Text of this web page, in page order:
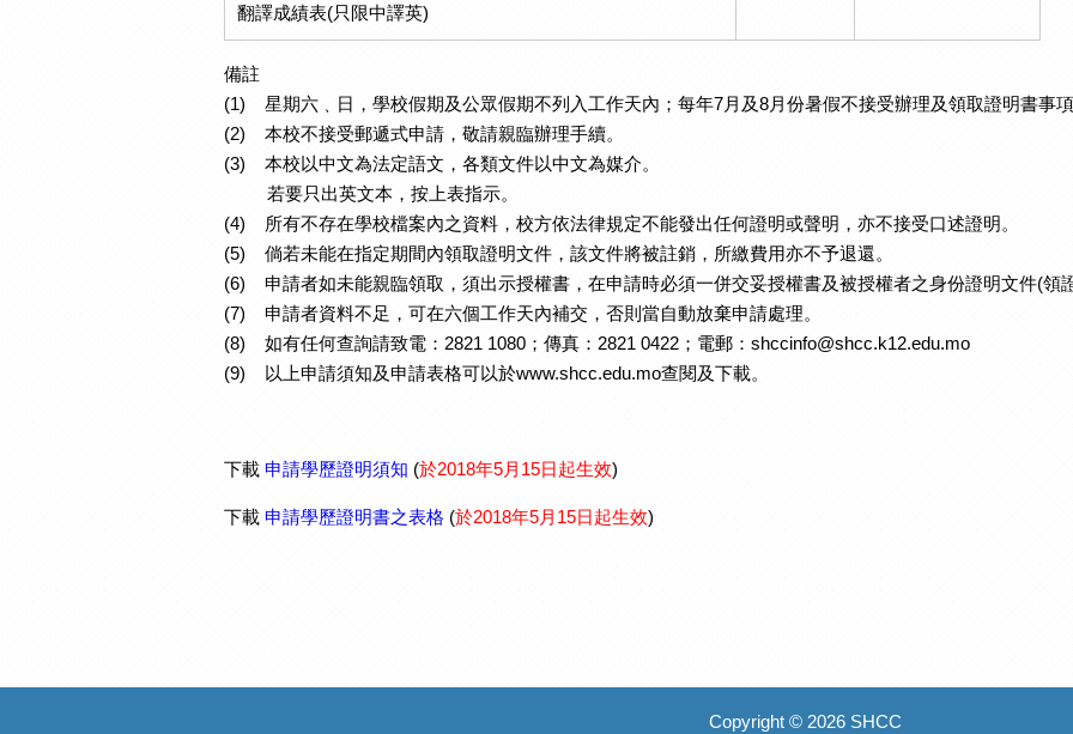
翻譯成績表(只限中譯英)
備註
(1) 星期六﹑日，學校假期及公眾假期不列入工作天內；每年7月及8月份暑假不接受辦理及領取證明書事
(2) 本校不接受郵遞式申請，敬請親臨辦理手續。
(3) 本校以中文為法定語文，各類文件以中文為媒介。
若要只出英文本，按上表指示。
(4) 所有不存在學校檔案內之資料，校方依法律規定不能發出任何證明或聲明，亦不接受口述證明。
(5) 倘若未能在指定期間內領取證明文件，該文件將被註銷，所繳費用亦不予退還。
(6) 申請者如未能親臨領取，須出示授權書，在申請時必須一併交妥授權書及被授權者之身份證明文件(領
(7) 申請者資料不足，可在六個工作天內補交，否則當自動放棄申請處理。
(8) 如有任何查詢請致電：2821 1080；傳真：2821 0422；電郵：shccinfo@shcc.k12.edu.mo
(9) 以上申請須知及申請表格可以於www.shcc.edu.mo查閱及下載。
下載 申請學歷證明須知 (於2018年5月15日起生效)
下載 申請學歷證明書之表格 (於2018年5月15日起生效)
Copyright © 2026 SHCC